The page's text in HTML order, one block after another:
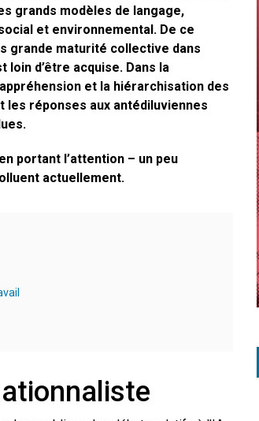
grands modèles de langage,
et environnemental. De ce
grande maturité collective dans
loin d’être acquise. Dans la
et la hiérarchisation des
réponses aux antédiluviennes
portant l’attention – un peu
actuellement.